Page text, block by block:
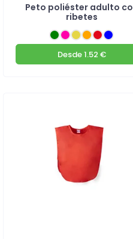
Peto poliéster adulto
ribetes
Desde1.52 €